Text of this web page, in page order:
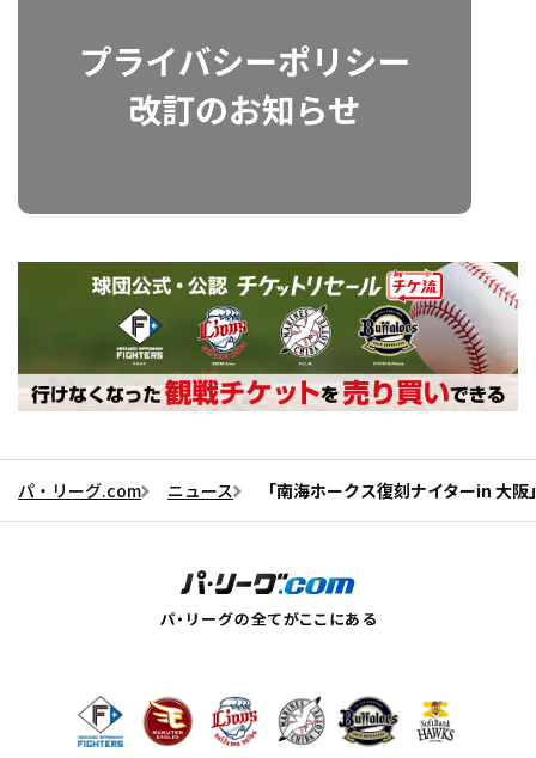
パ・リーグ.com ニュース 「南海ホークス復刻ナイターin 大